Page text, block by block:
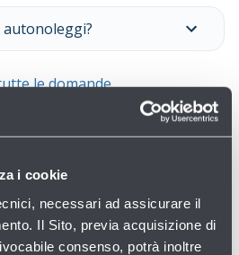
i cookie
necessari ad assicurare il
Il Sito, previa acquisizione di
consenso, potrà inoltre
le domande